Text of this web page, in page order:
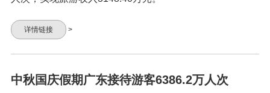
详情链接 >
中秋国庆假期广东接待游客6386.2万人次